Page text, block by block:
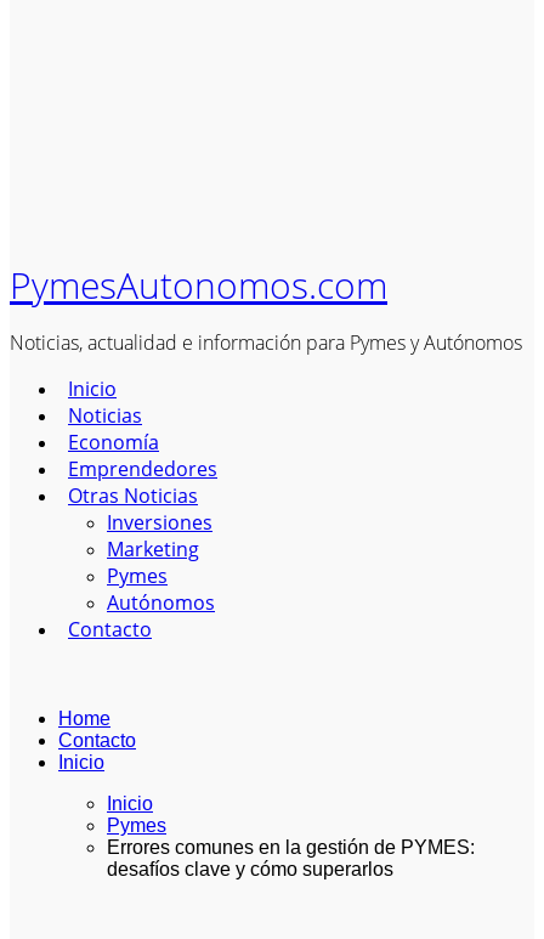
PymesAutonomos.com
Noticias, actualidad e información para Pymes y Autónomos
Inicio
Noticias
Economía
Emprendedores
Otras Noticias
Inversiones
Marketing
Pymes
Autónomos
Contacto
Home
Contacto
Inicio
Inicio
Pymes
Errores comunes en la gestión de PYMES:
desafíos clave y cómo superarlos